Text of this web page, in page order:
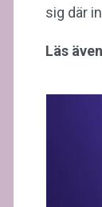
sig där
Läs